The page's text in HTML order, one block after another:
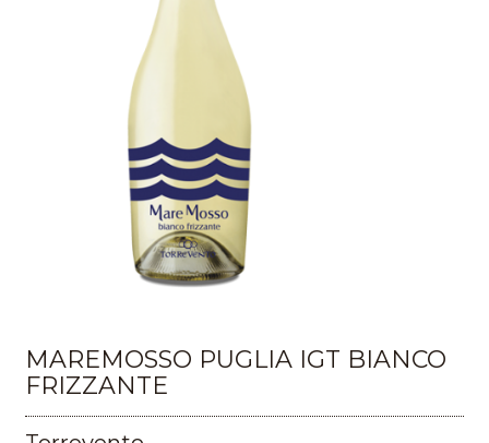
MAREMOSSO PUGLIA IGT BIANCO
FRIZZANTE